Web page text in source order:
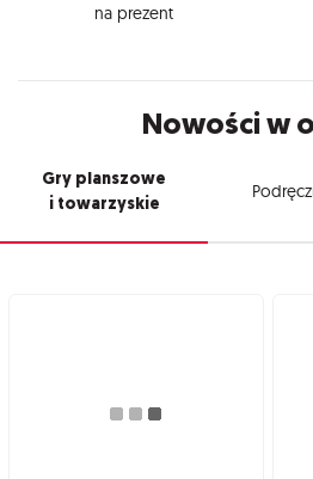
na prezent
Nowości w
Gry planszowe
i towarzyskie